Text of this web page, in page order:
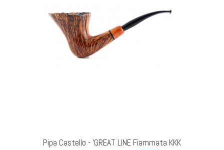
Pipa Castello - 'GREAT LINE Fiammata KKK